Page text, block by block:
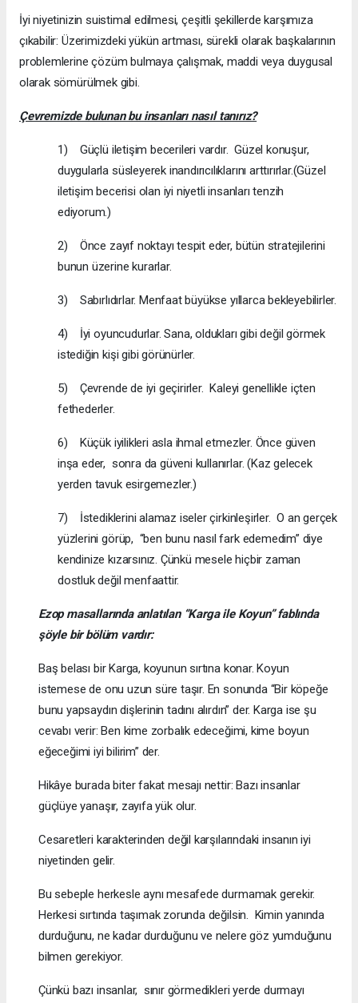
İyi niyetinizin suistimal edilmesi, çeşitli şekillerde karşımıza
çıkabilir: Üzerimizdeki yükün artması, sürekli olarak başkalarının
problemlerine çözüm bulmaya çalışmak, maddi veya duygusal
olarak sömürülmek gibi.
Çevremizde bulunan bu insanları nasıl tanırız?
1) Güçlü iletişim becerileri vardır. Güzel konuşur,
duygularla süsleyerek inandırıcılıklarını arttırırlar.(Güzel
iletişim becerisi olan iyi niyetli insanları tenzih
ediyorum.)
2) Önce zayıf noktayı tespit eder, bütün stratejilerini
bunun üzerine kurarlar.
3) Sabırlıdırlar. Menfaat büyükse yıllarca bekleyebilirler.
4) İyi oyuncudurlar. Sana, oldukları gibi değil görmek
istediğin kişi gibi görünürler.
5) Çevrende de iyi geçirirler. Kaleyi genellikle içten
fethederler.
6) Küçük iyilikleri asla ihmal etmezler. Önce güven
inşa eder, sonra da güveni kullanırlar. (Kaz gelecek
yerden tavuk esirgemezler.)
7) İstediklerini alamaz iseler çirkinleşirler. O an gerçek
yüzlerini görüp, “ben bunu nasıl fark edemedim” diye
kendinize kızarsınız. Çünkü mesele hiçbir zaman
dostluk değil menfaattir.
Ezop masallarında anlatılan “Karga ile Koyun” fablında
şöyle bir bölüm vardır:
Baş belası bir Karga, koyunun sırtına konar. Koyun
istemese de onu uzun süre taşır. En sonunda “Bir köpeğe
bunu yapsaydın dişlerinin tadını alırdın” der. Karga ise şu
cevabı verir: Ben kime zorbalık edeceğimi, kime boyun
eğeceğimi iyi bilirim” der.
Hikâye burada biter fakat mesajı nettir: Bazı insanlar
güçlüye yanaşır, zayıfa yük olur.
Cesaretleri karakterinden değil karşılarındaki insanın iyi
niyetinden gelir.
Bu sebeple herkesle aynı mesafede durmamak gerekir.
Herkesi sırtında taşımak zorunda değilsin. Kimin yanında
durduğunu, ne kadar durduğunu ve nelere göz yumduğunu
bilmen gerekiyor.
Çünkü bazı insanlar, sınır görmedikleri yerde durmayı